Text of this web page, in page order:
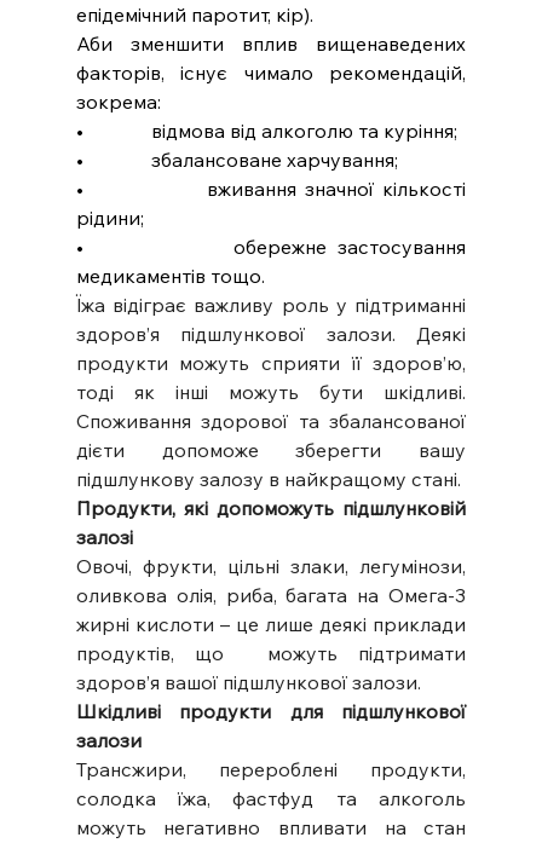
епідемічний паротит, кір).
Аби зменшити вплив вищенаведених
факторів, існує чимало рекомендацій,
зокрема:
•              відмова від алкоголю та куріння;
•              збалансоване харчування;
•              вживання значної кількості
рідини;
•              обережне застосування
медикаментів тощо.
Їжа відіграє важливу роль у підтриманні
здоров’я підшлункової залози. Деякі
продукти можуть сприяти її здоров’ю,
тоді як інші можуть бути шкідливі.
Споживання здорової та збалансованої
дієти допоможе зберегти вашу
підшлункову залозу в найкращому стані.
Продукти, які допоможуть підшлунковій
залозі
Овочі, фрукти, цільні злаки, легумінози,
оливкова олія, риба, багата на Омега-3
жирні кислоти – це лише деякі приклади
продуктів, що  можуть підтримати
здоров’я вашої підшлункової залози.
Шкідливі продукти для підшлункової
залози
Трансжири, перероблені продукти,
солодка їжа, фастфуд та алкоголь
можуть негативно впливати на стан